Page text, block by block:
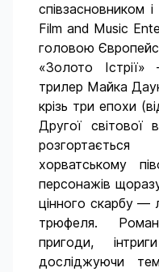
співзасновником
Film and Music
головою
«Золото
трилер Майка
крізь три епохи
Другої світової
хорватському
персонажів
цінного скарбу —
трюфеля.
пригоди,
досліджуючи